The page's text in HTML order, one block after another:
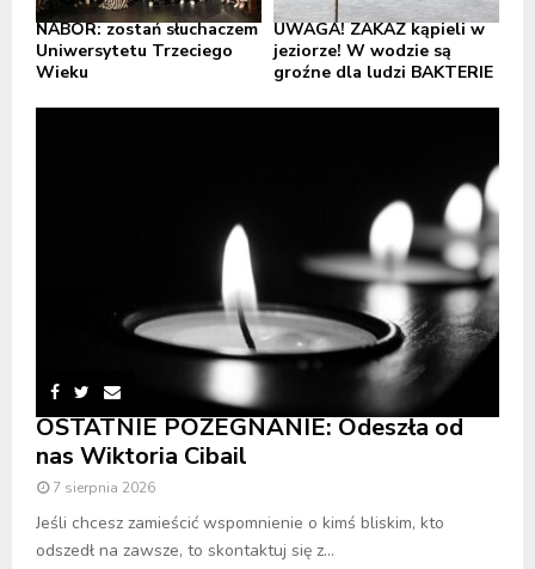
NABÓR: zostań słuchaczem
Uniwersytetu Trzeciego
Wieku
UWAGA! ZAKAZ kąpieli w
jeziorze! W wodzie są
groźne dla ludzi BAKTERIE
OSTATNIE POŻEGNANIE: Odeszła od
nas Wiktoria Cibail
7 sierpnia 2026
Jeśli chcesz zamieścić wspomnienie o kimś bliskim, kto
odszedł na zawsze, to skontaktuj się z...